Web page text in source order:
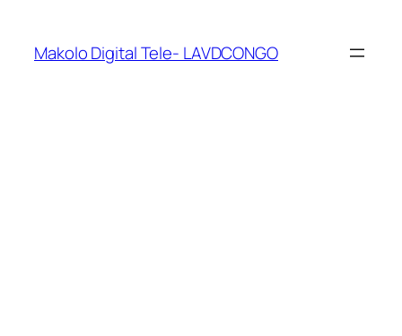
Makolo Digital Tele- LAVDCONGO